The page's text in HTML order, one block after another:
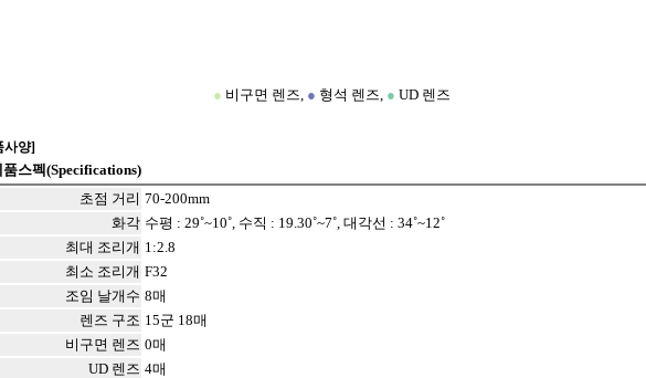
● 비구면 렌즈, ● 형석 렌즈, ● UD 렌즈
사양]
스펙(Specifications)
초점 거리 70-200mm
화각 수평 : 29˚~10˚, 수직 : 19.30˚~7˚, 대각선 : 34˚~12˚
최대 조리개 1:2.8
최소 조리개 F32
조임 날개수 8매
렌즈 구조 15군 18매
비구면 렌즈 0매
UD 렌즈 4매